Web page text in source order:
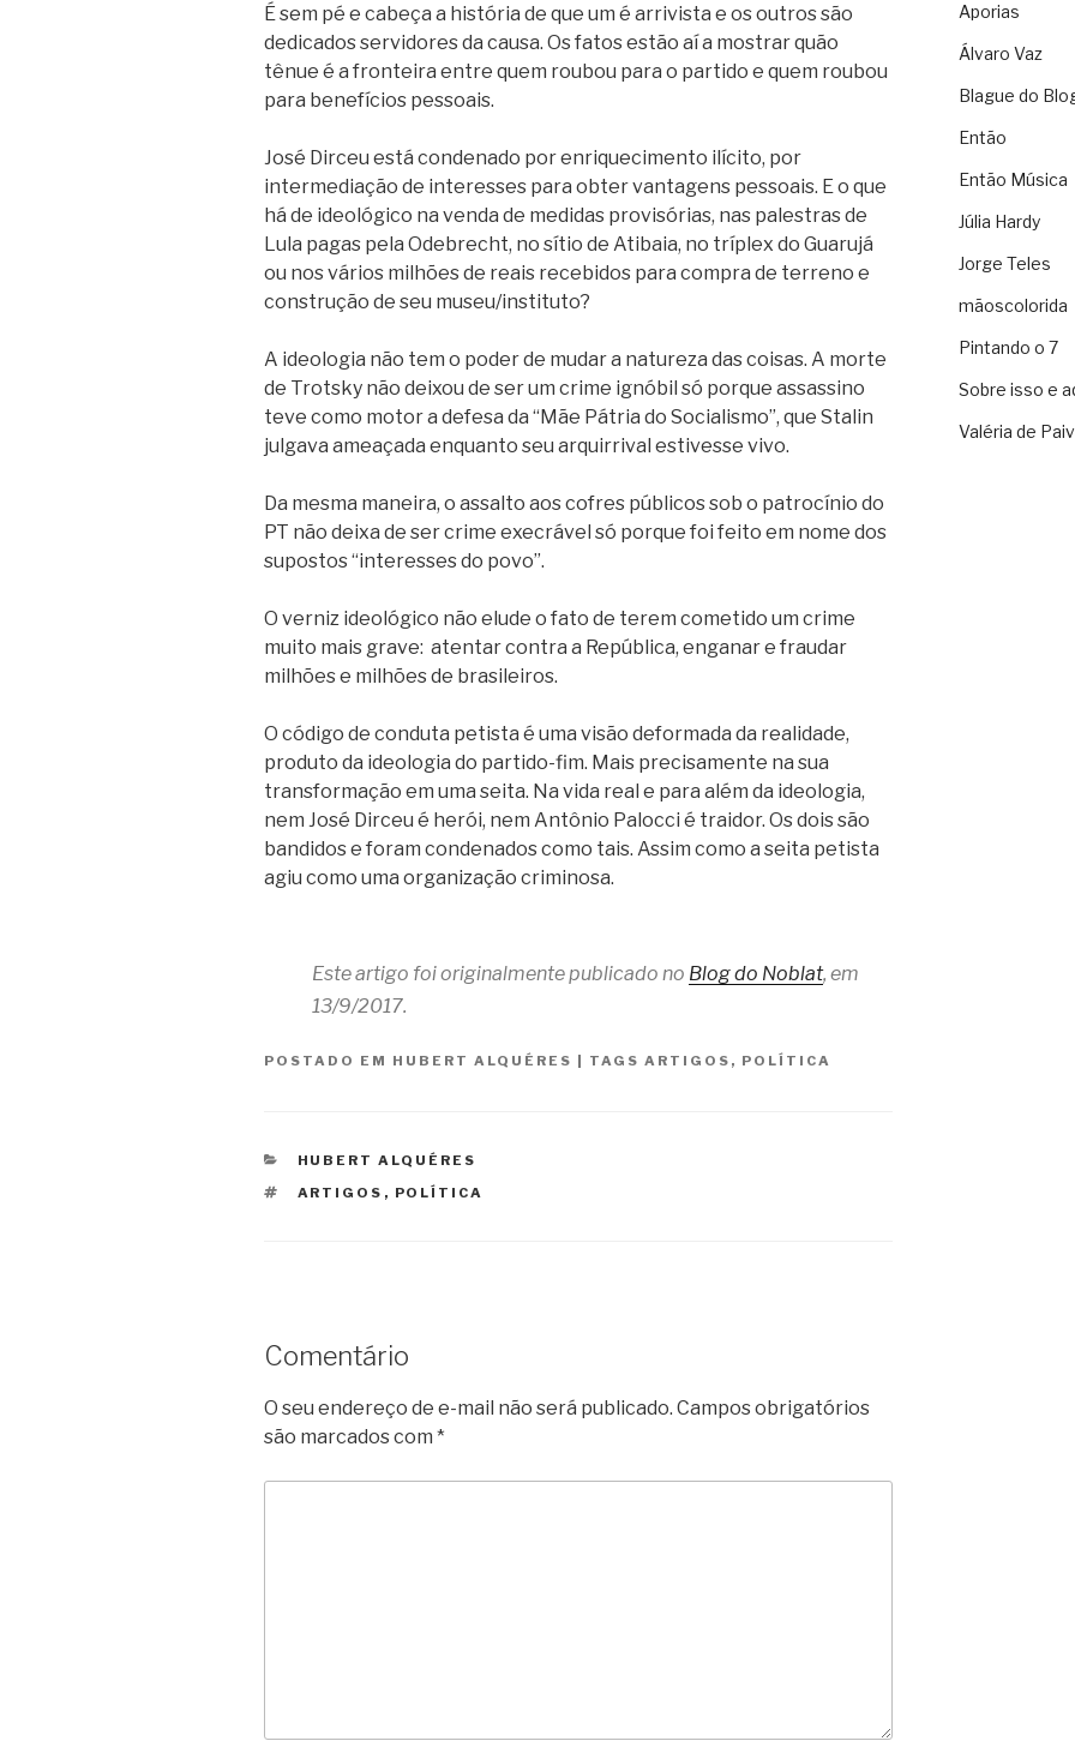
É sem pé e cabeça a história de que um é arrivista e os outros são
dedicados servidores da causa. Os fatos estão aí a mostrar quão
tênue é a fronteira entre quem roubou para o partido e quem roubou
para benefícios pessoais.
José Dirceu está condenado por enriquecimento ilícito, por
intermediação de interesses para obter vantagens pessoais. E o que
há de ideológico na venda de medidas provisórias, nas palestras de
Lula pagas pela Odebrecht, no sítio de Atibaia, no tríplex do Guarujá
ou nos vários milhões de reais recebidos para compra de terreno e
construção de seu museu/instituto?
A ideologia não tem o poder de mudar a natureza das coisas. A morte
de Trotsky não deixou de ser um crime ignóbil só porque assassino
teve como motor a defesa da “Mãe Pátria do Socialismo”, que Stalin
julgava ameaçada enquanto seu arquirrival estivesse vivo.
Da mesma maneira, o assalto aos cofres públicos sob o patrocínio do
PT não deixa de ser crime execrável só porque foi feito em nome dos
supostos “interesses do povo”.
O verniz ideológico não elude o fato de terem cometido um crime
muito mais grave: atentar contra a República, enganar e fraudar
milhões e milhões de brasileiros.
O código de conduta petista é uma visão deformada da realidade,
produto da ideologia do partido-fim. Mais precisamente na sua
transformação em uma seita. Na vida real e para além da ideologia,
nem José Dirceu é herói, nem Antônio Palocci é traidor. Os dois são
bandidos e foram condenados como tais. Assim como a seita petista
agiu como uma organização criminosa.
Este artigo foi originalmente publicado no Blog do Noblat, em
13/9/2017.
POSTADO EM HUBERT ALQUÉRES | TAGS ARTIGOS , POLÍTICA
CATEGORIAS
HUBERT ALQUÉRES
TAGS
ARTIGOS , POLÍTICA
Comentário
O seu endereço de e-mail não será publicado. Campos obrigatórios
são marcados com *
Aporias
Álvaro Vaz
Blague do
Então
Então Música
Júlia Hardy
Jorge Teles
mãoscolorida
Pintando o 7
Sobre isso e
Valéria de